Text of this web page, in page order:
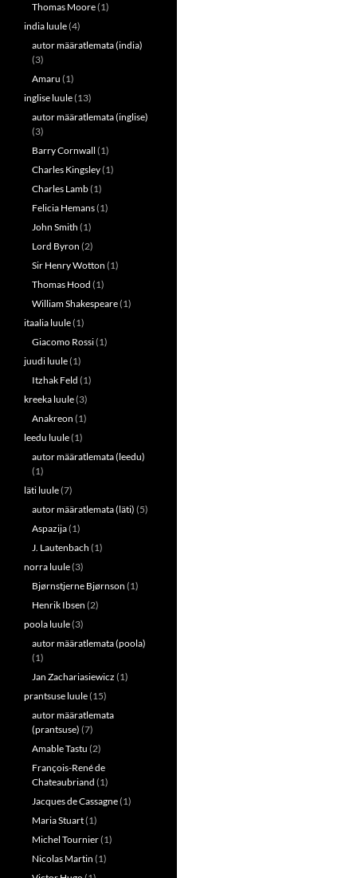
Thomas Moore(1)
india luule(4)
autor määratlemata (india)
(3)
Amaru (1)
inglise luule(13)
autor määratlemata (inglise)
(3)
Barry Cornwall (1)
Charles Kingsley(1)
Charles Lamb(1)
Felicia Hemans(1)
John Smith (1)
Lord Byron (2)
Sir Henry Wotton (1)
Thomas Hood (1)
William Shakespeare(1)
itaalia luule(1)
Giacomo Rossi(1)
juudi luule(1)
Itzhak Feld (1)
kreeka luule(3)
Anakreon (1)
leedu luule(1)
autor määratlemata (leedu)
(1)
läti luule(7)
autor määratlemata (läti) (5)
Aspazija(1)
J. Lautenbach (1)
norra luule(3)
Bjørnstjerne Bjørnson (1)
Henrik Ibsen (2)
poola luule(3)
autor määratlemata (poola)
(1)
Jan Zachariasiewicz (1)
prantsuse luule(15)
autor määratlemata
(prantsuse) (7)
Amable Tastu (2)
François-René de
Chateaubriand (1)
Jacques de Cassagne(1)
Maria Stuart(1)
Michel Tournier(1)
Nicolas Martin (1)